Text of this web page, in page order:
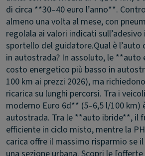
di circa **30–40 euro l’anno**.
almeno una volta al mese, con
regolala ai valori indicati
sportello del guidatore.Qual è
in autostrada? In assoluto, le
costo energetico più basso in
100 km ai prezzi 2026), ma
ricarica su lunghi percorsi. Tra i
moderno Euro 6d** (5–6,5 l/100 km)
autostrada. Tra le **auto ibride**, il
efficiente in ciclo misto, mentre la
carica offre il massimo risparmio se